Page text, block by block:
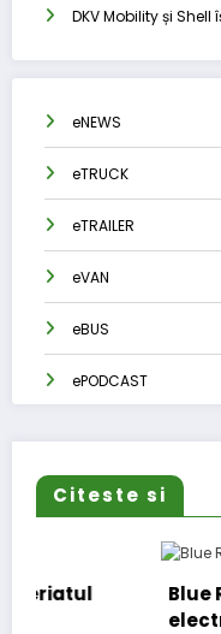
DKV Mobility și
eNEWS
eTRUCK
eTRAILER
eVAN
eBUS
ePODCAST
Citeste si
Blue River:
electric în